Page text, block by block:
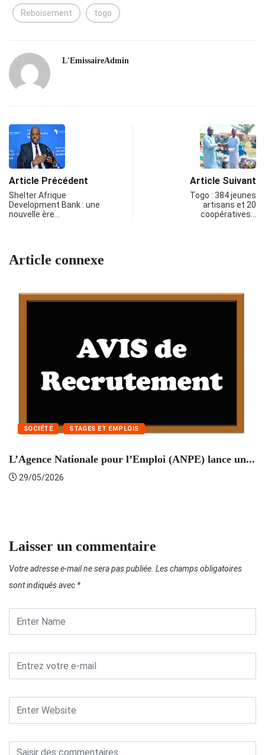
Reboisement togo
L'EmissaireAdmin
Article Précédent
Shelter Afrique
Development Bank : une
nouvelle ère…
Article Suivant
Togo : 384 jeunes
artisans et 20
coopératives…
Article connexe
SOCIÉTÉ STAGES ET EMPLOIS
L’Agence Nationale pour l’Emploi (ANPE) lance un...
29/05/2026
Laisser un commentaire
Votre adresse e-mail ne sera pas publiée. Les champs obligatoires
sont indiqués avec *